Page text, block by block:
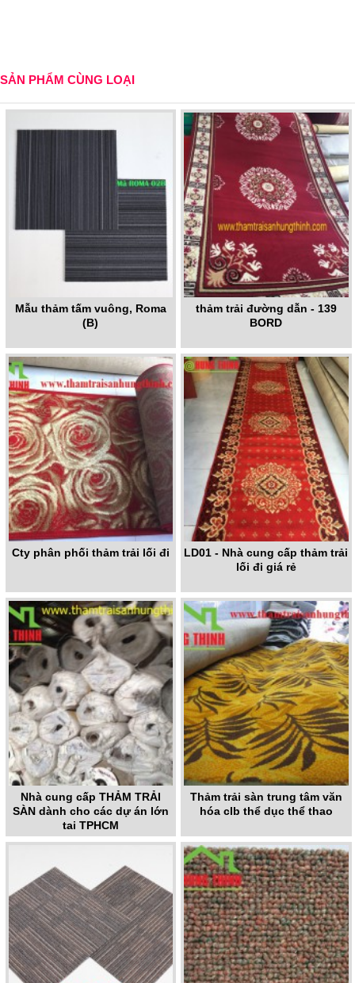
SẢN PHẨM CÙNG LOẠI
Mẫu thảm tấm vuông, Roma
(B)
thảm trải đường dẫn - 139
BORD
Cty phân phối thảm trải lối đi
LD01 - Nhà cung cấp thảm trải
lối đi giá rẻ
Nhà cung cấp THẢM TRẢI
SÀN dành cho các dự án lớn
tại TPHCM
Thảm trải sàn trung tâm văn
hóa clb thể dục thể thao